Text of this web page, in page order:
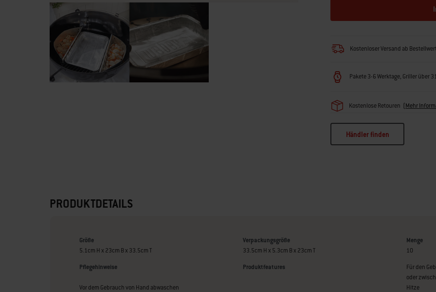
Kostenloser Versand ab
Pakete 3-6 Werktage, Griller über
Kostenlose Retouren (Mehr
Händler finden
PRODUKTDETAILS
Größe
5.1cm H x 23cm B x 33.5cm T
Verpackungsgröße
33.5cm H x 5.3cm B x 23cm T
Menge
10
Pflegehinweise
Vor dem Gebrauch von Hand abwaschen
Produktfeatures
Für den
oder
Hitze